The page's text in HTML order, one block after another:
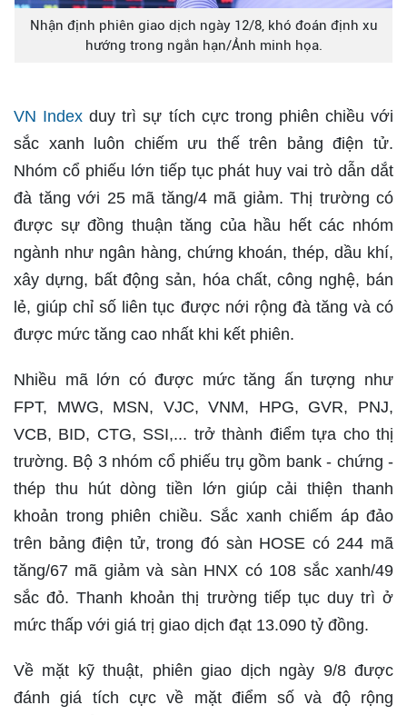
Nhận định phiên giao dịch ngày 12/8, khó đoán định xu
hướng trong ngắn hạn/Ảnh minh họa.
VN Index duy trì sự tích cực trong phiên chiều với
sắc xanh luôn chiếm ưu thế trên bảng điện tử.
Nhóm cổ phiếu lớn tiếp tục phát huy vai trò dẫn dắt
đà tăng với 25 mã tăng/4 mã giảm. Thị trường có
được sự đồng thuận tăng của hầu hết các nhóm
ngành như ngân hàng, chứng khoán, thép, dầu khí,
xây dựng, bất động sản, hóa chất, công nghệ, bán
lẻ, giúp chỉ số liên tục được nới rộng đà tăng và có
được mức tăng cao nhất khi kết phiên.
Nhiều mã lớn có được mức tăng ấn tượng như
FPT, MWG, MSN, VJC, VNM, HPG, GVR, PNJ,
VCB, BID, CTG, SSI,... trở thành điểm tựa cho thị
trường. Bộ 3 nhóm cổ phiếu trụ gồm bank - chứng -
thép thu hút dòng tiền lớn giúp cải thiện thanh
khoản trong phiên chiều. Sắc xanh chiếm áp đảo
trên bảng điện tử, trong đó sàn HOSE có 244 mã
tăng/67 mã giảm và sàn HNX có 108 sắc xanh/49
sắc đỏ. Thanh khoản thị trường tiếp tục duy trì ở
mức thấp với giá trị giao dịch đạt 13.090 tỷ đồng.
Về mặt kỹ thuật, phiên giao dịch ngày 9/8 được
đánh giá tích cực về mặt điểm số và độ rộng